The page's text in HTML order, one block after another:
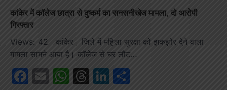
कांकेर में कॉलेज छात्रा से दुष्कर्म का सनसनीखेज मामला, दो आरोपी
गिरफ्तार
Views: 42 कांकेर। जिले में महिला सुरक्षा को झकझोर देने वाला
मामला सामने आया है। कॉलेज से घर लौट…
Facebook
EmailWhatsApp
Threads
LinkedIn